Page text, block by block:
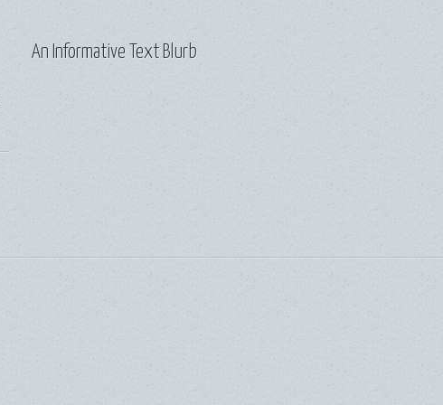
An Informative Text Blurb